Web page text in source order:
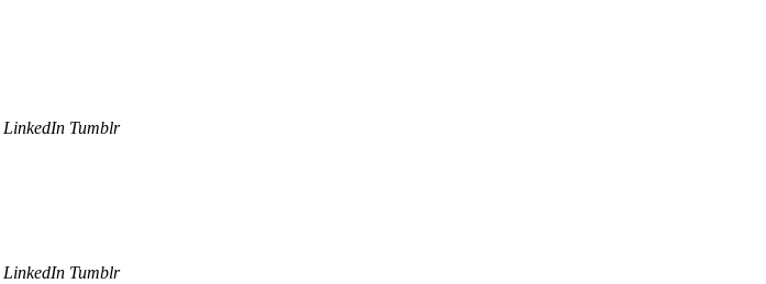
LinkedIn Tumblr
LinkedIn Tumblr